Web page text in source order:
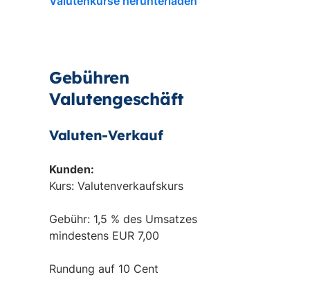
Gebühren
Valutengeschäft
Valuten-Verkauf
Kunden:
Kurs: Valutenverkaufskurs
Gebühr: 1,5 % des Umsatzes
mindestens EUR 7,00
Rundung auf 10 Cent